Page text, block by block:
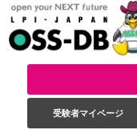
受験者マイページ